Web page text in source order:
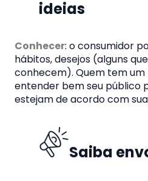
ideias
Conhecer: o consumidor
hábitos, desejos (alguns
conhecem). Quem tem um
entender bem seu público
estejam de acordo com
Saiba